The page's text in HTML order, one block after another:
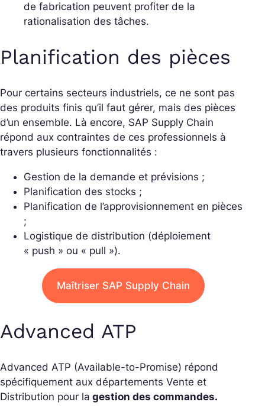
de fabrication peuvent profiter de la
rationalisation des tâches.
Planification des pièces
Pour certains secteurs industriels, ce ne sont pas
des produits finis qu’il faut gérer, mais des pièces
d’un ensemble. Là encore, SAP Supply Chain
répond aux contraintes de ces professionnels à
travers plusieurs fonctionnalités :
Gestion de la demande et prévisions ;
Planification des stocks ;
Planification de l’approvisionnement en pièces
;
Logistique de distribution (déploiement
« push » ou « pull »).
Maîtriser SAP Supply Chain
Advanced ATP
Advanced ATP (Available-to-Promise) répond
spécifiquement aux départements Vente et
Distribution pour la gestion des commandes.